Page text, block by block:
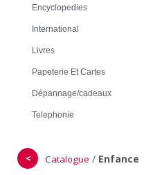
Encyclopedies
International
Livres
Papeterie Et Cartes
Dépannage/cadeaux
Telephonie
＜ Catalogue / Enfance